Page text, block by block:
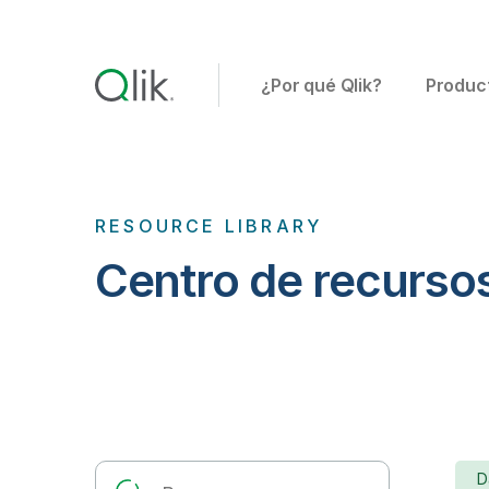
¿Por qué Qlik?
RESOURCE LIBRARY
Centro de